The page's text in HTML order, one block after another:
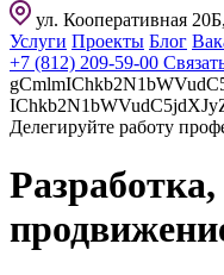
ул. Кооперативная
Услуги Проекты Блог
+7 (812) 209-59-00
Делегируйте работу